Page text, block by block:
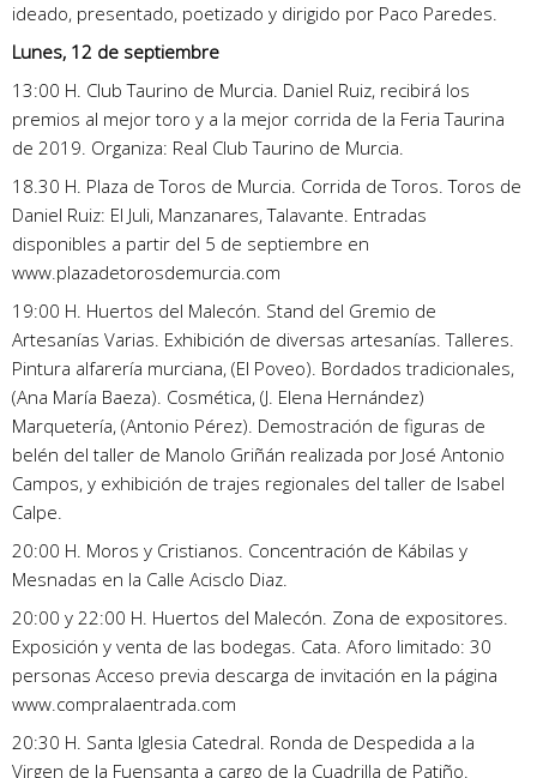
ideado, presentado, poetizado y dirigido por Paco Paredes.
Lunes, 12 de septiembre
13:00 H. Club Taurino de Murcia. Daniel Ruiz, recibirá los
premios al mejor toro y a la mejor corrida de la Feria Taurina
de 2019. Organiza: Real Club Taurino de Murcia.
18.30 H. Plaza de Toros de Murcia. Corrida de Toros. Toros de
Daniel Ruiz: El Juli, Manzanares, Talavante. Entradas
disponibles a partir del 5 de septiembre en
www.plazadetorosdemurcia.com
19:00 H. Huertos del Malecón. Stand del Gremio de
Artesanías Varias. Exhibición de diversas artesanías. Talleres.
Pintura alfarería murciana, (El Poveo). Bordados tradicionales,
(Ana María Baeza). Cosmética, (J. Elena Hernández)
Marquetería, (Antonio Pérez). Demostración de figuras de
belén del taller de Manolo Griñán realizada por José Antonio
Campos, y exhibición de trajes regionales del taller de Isabel
Calpe.
20:00 H. Moros y Cristianos. Concentración de Kábilas y
Mesnadas en la Calle Acisclo Diaz.
20:00 y 22:00 H. Huertos del Malecón. Zona de expositores.
Exposición y venta de las bodegas. Cata. Aforo limitado: 30
personas Acceso previa descarga de invitación en la página
www.compralaentrada.com
20:30 H. Santa Iglesia Catedral. Ronda de Despedida a la
Virgen de la Fuensanta a cargo de la Cuadrilla de Patiño.